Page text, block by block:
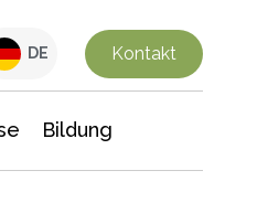
DE Kontakt
Bildung